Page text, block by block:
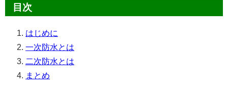
目次
はじめに
一次防水とは
二次防水とは
まとめ